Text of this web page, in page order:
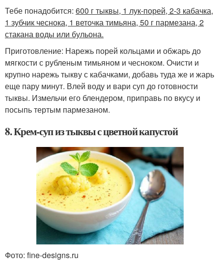
Тебе понадобится: 600 г тыквы, 1 лук-порей, 2-3 кабачка,
1 зубчик чеснока, 1 веточка тимьяна, 50 г пармезана, 2
стакана воды или бульона.
Приготовление: Нарежь порей кольцами и обжарь до
мягкости с рубленым тимьяном и чесноком. Очисти и
крупно нарежь тыкву с кабачками, добавь туда же и жарь
еще пару минут. Влей воду и вари суп до готовности
тыквы. Измельчи его блендером, приправь по вкусу и
посыпь тертым пармезаном.
8. Крем-суп из тыквы с цветной капустой
Фото: fine-designs.ru